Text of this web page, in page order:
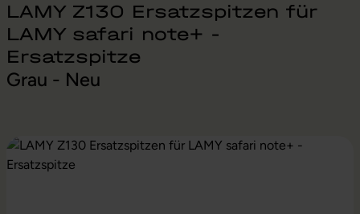
LAMY Z130 Ersatzspitzen für
LAMY safari note+ -
Ersatzspitze
Grau - Neu
Bildergalerie überspringen